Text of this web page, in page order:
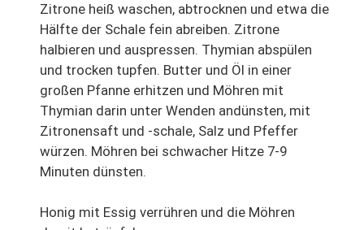
Zitrone heiß waschen, abtrocknen und etwa die
Hälfte der Schale fein abreiben. Zitrone
halbieren und auspressen. Thymian abspülen
und trocken tupfen. Butter und Öl in einer
großen Pfanne erhitzen und Möhren mit
Thymian darin unter Wenden andünsten, mit
Zitronensaft und -schale, Salz und Pfeffer
würzen. Möhren bei schwacher Hitze 7-9
Minuten dünsten.
Honig mit Essig verrühren und die Möhren